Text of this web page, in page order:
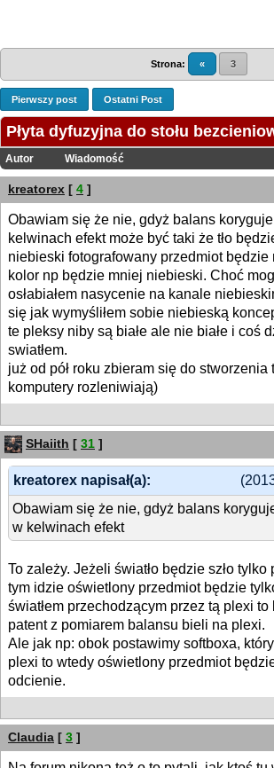
Strona: « 3
Pierwszy post Ostatni Post
Płyta dyfuzyjna do stołu
Autor Wiadomość
kreatorex [ 4 ]
Obawiam się że nie, gdyż balans
kelwinach efekt może być taki że tło
niebieski fotografowany przedmiot będzie
kolor np będzie mniej niebieski. Choć
osłabiałem nasycenie na kanale
się jak wymyśliłem sobie niebieską
te pleksy niby są białe ale nie białe i coś
swiatłem.
już od pół roku zbieram się do stworzenia
komputery rozleniwiają)
SHaiith [ 31 ]
kreatorex napisał(a):
Obawiam się że nie, gdyż balans
w kelwinach efekt
To zależy. Jeżeli światło będzie szło tylko
tym idzie oświetlony przedmiot będzie
światłem przechodzącym przez tą plexi to
patent z pomiarem balansu bieli na plexi.
Ale jak np: obok postawimy softboxa,
plexi to wtedy oświetlony przedmiot
odcienie.
Claudia [ 3 ]